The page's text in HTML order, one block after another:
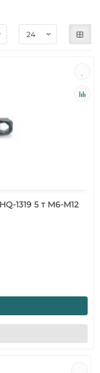
1319 5 т M6-M12